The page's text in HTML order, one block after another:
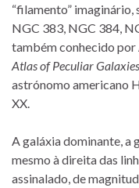
“filamento” imaginário,
NGC 383, NGC 384,
também conhecido por
Atlas of Peculiar Galaxies
astrónomo americano
XX.
A galáxia dominante, a
mesmo à direita das
assinalado, de